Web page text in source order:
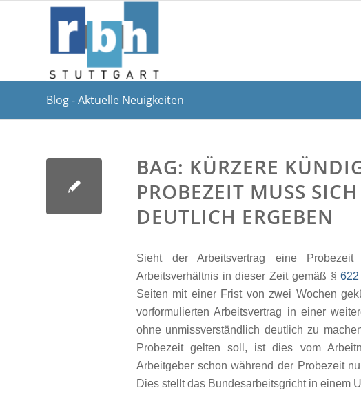
Blog - Aktuelle Neuigkeiten
BAG: KÜRZERE
PROBEZEIT MUSS
DEUTLICH ERGEBEN
Sieht der Arbeitsvertrag eine
Arbeitsverhältnis in dieser Zeit gemäß §622
Seiten mit einer Frist von zwei Wochen
vorformulierten Arbeitsvertrag in einer
ohne unmissverständlich deutlich zu
Probezeit gelten soll, ist dies vom
Arbeitgeber schon während der Probezeit
Dies stellt das Bundesarbeitsgricht in einem